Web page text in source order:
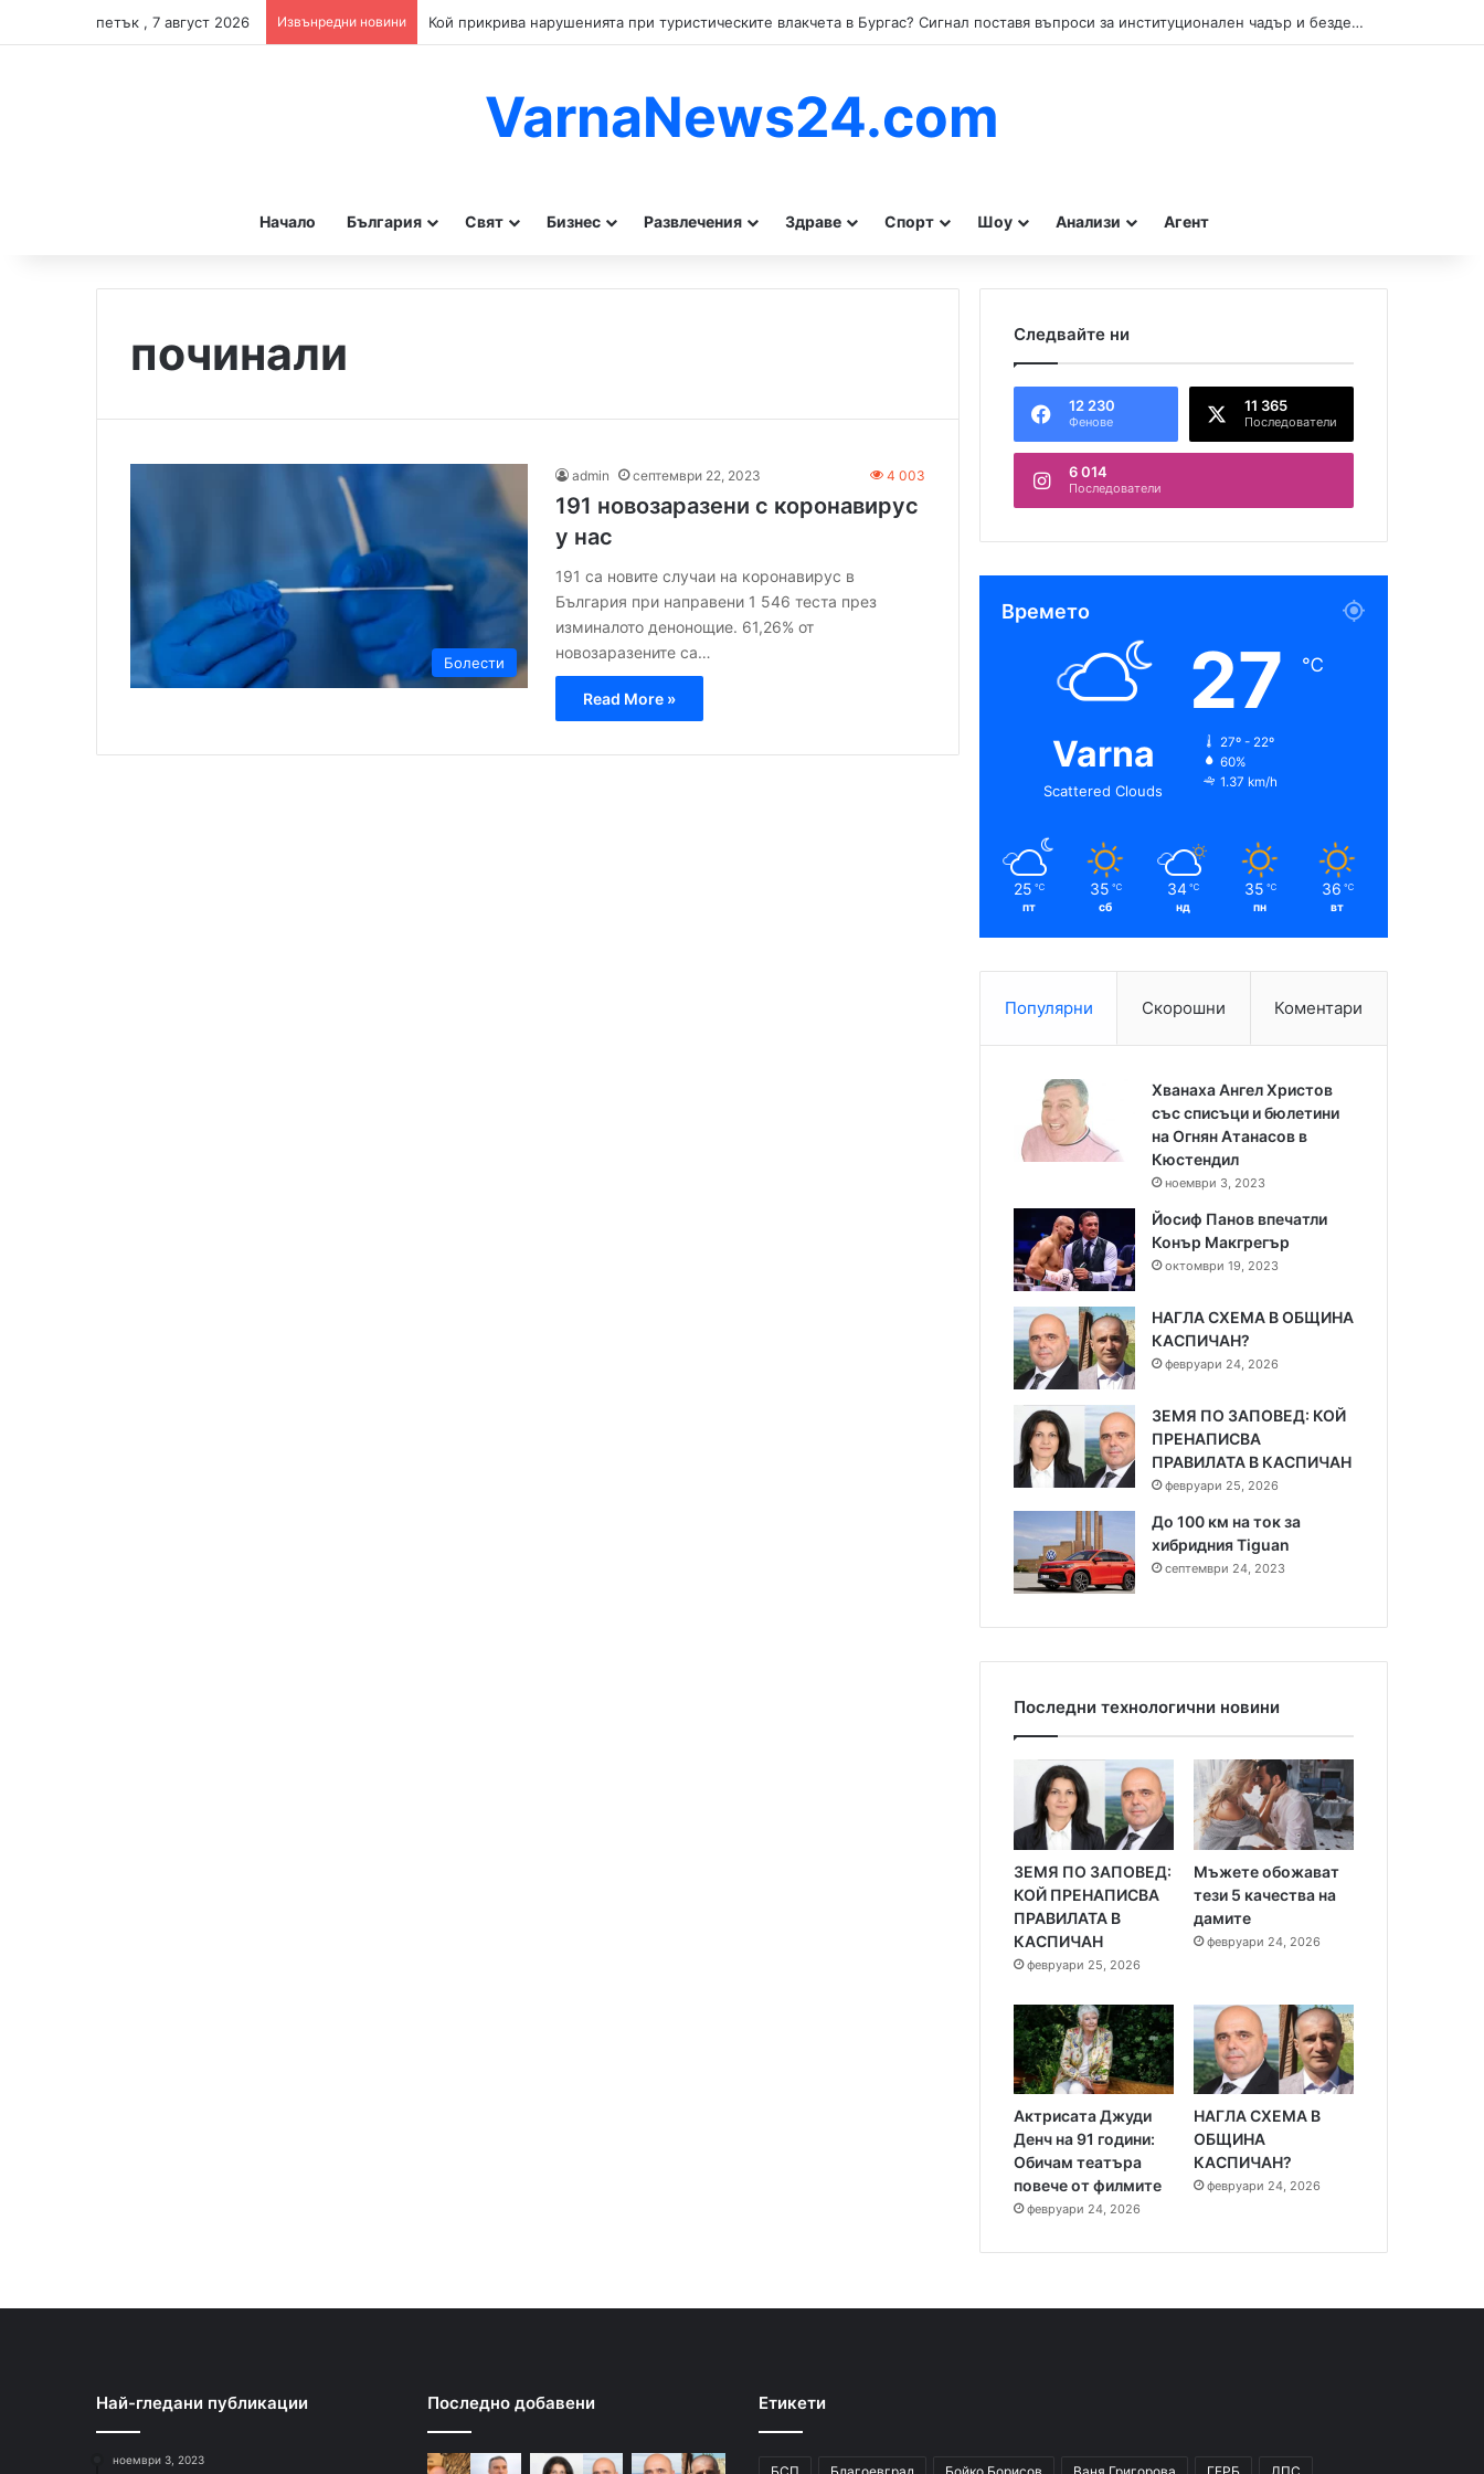
петък , 7 август 2026 Извънредни новини Кой прикрива нарушенията при туристическите влакчета в Бургас? Сигнал поставя въпроси за институционален чадър и бездействие на контролните органи.
VarnaNews24.com
Начало България Свят Бизнес Развлечения Здраве Спорт Шоу Анализи Агент
починали
Болести
admin септември 22, 2023 4 003
191 новозаразени с коронавирус
у нас
191 са новите случаи на коронавирус в
България при направени 1 546 теста през
изминалото денонощие. 61,26% от
новозаразените са…
Read More »
Следвайте ни
12 230
Фенове
11 365
Последователи
6 014
Последователи
Времето
Varna
Scattered Clouds
27 ℃
27º - 22º
60%
1.37 km/h
25 ℃
пт
35 ℃
сб
34 ℃
нд
35 ℃
пн
36 ℃
вт
Популярни Скорошни Коментари
Хванаха Ангел Христов
със списъци и бюлетини
на Огнян Атанасов в
Кюстендил
ноември 3, 2023
Йосиф Панов впечатли
Конър Макгрегър
октомври 19, 2023
НАГЛА СХЕМА В ОБЩИНА
КАСПИЧАН?
февруари 24, 2026
ЗЕМЯ ПО ЗАПОВЕД: КОЙ
ПРЕНАПИСВА
ПРАВИЛАТА В КАСПИЧАН
февруари 25, 2026
До 100 км на ток за
хибридния Tiguan
септември 24, 2023
Последни технологични новини
ЗЕМЯ ПО ЗАПОВЕД:
КОЙ ПРЕНАПИСВА
ПРАВИЛАТА В
КАСПИЧАН
февруари 25, 2026
Мъжете обожават
тези 5 качества на
дамите
февруари 24, 2026
Актрисата Джуди
Денч на 91 години:
Обичам театъра
повече от филмите
февруари 24, 2026
НАГЛА СХЕМА В
ОБЩИНА
КАСПИЧАН?
февруари 24, 2026
Най-гледани публикации
ноември 3, 2023
Последно добавени Етикети